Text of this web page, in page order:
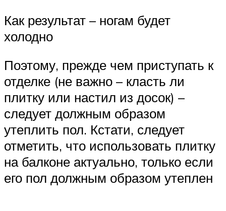
Как результат – ногам будет
холодно
Поэтому, прежде чем приступать к
отделке (не важно – класть ли
плитку или настил из досок) –
следует должным образом
утеплить пол. Кстати, следует
отметить, что использовать плитку
на балконе актуально, только если
его пол должным образом утеплен